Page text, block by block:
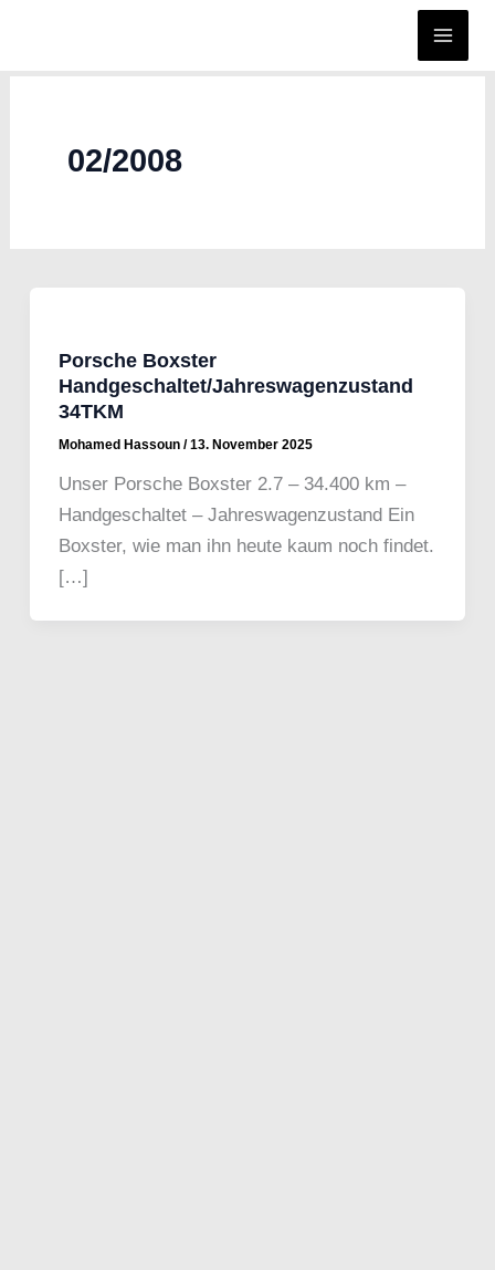
02/2008
Porsche Boxster
Handgeschaltet/Jahreswagenzustand
34TKM
Mohamed Hassoun /13. November 2025
Unser Porsche Boxster 2.7 – 34.400 km –
Handgeschaltet – Jahreswagenzustand Ein
Boxster, wie man ihn heute kaum noch findet.
[…]